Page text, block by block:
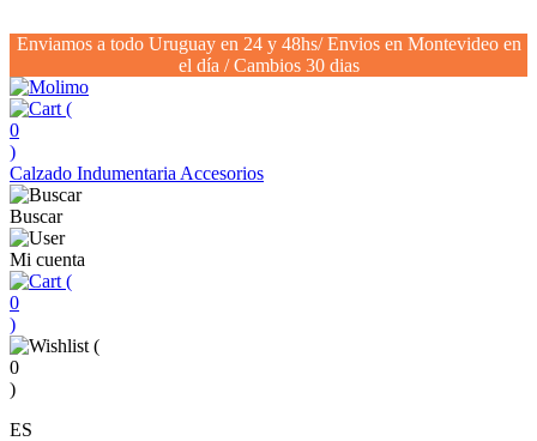
Enviamos a todo Uruguay en 24 y 48hs/ Envios en Montevideo en
el día / Cambios 30 dias
(
0
)
Calzado Indumentaria Accesorios
Buscar
Mi cuenta
(
0
)
(
0
)
ES